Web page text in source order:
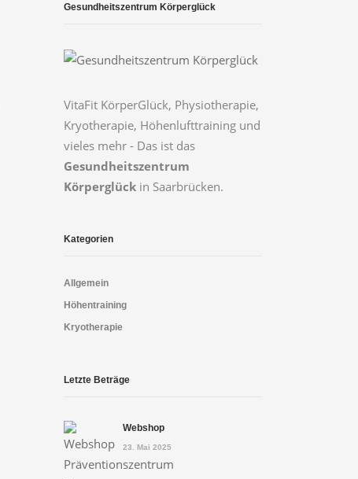
Gesundheitszentrum Körperglück
VitaFit KörperGlück, Physiotherapie,
Kryotherapie, Höhenlufttraining und
vieles mehr - Das ist das
Gesundheitszentrum
Körperglückin Saarbrücken.
Kategorien
Allgemein
Höhentraining
Kryotherapie
Letzte Beträge
Webshop
23. Mai 2025